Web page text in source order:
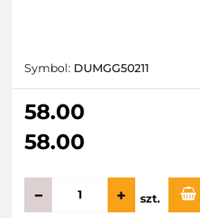
Symbol: DUMGG50211
58.00
58.00
szt.